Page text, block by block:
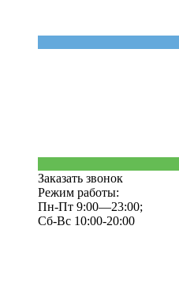
Заказать звонок
Режим работы:
Пн-Пт 9:00—23:00;
Сб-Вс 10:00-20:00